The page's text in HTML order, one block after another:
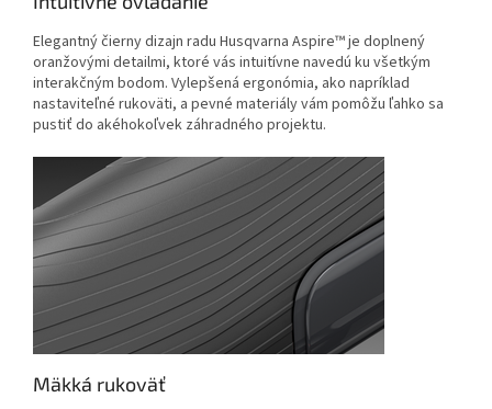
Elegantný čierny dizajn radu Husqvarna Aspire™ je doplnený
oranžovými detailmi, ktoré vás intuitívne navedú ku všetkým
interakčným bodom. Vylepšená ergonómia, ako napríklad
nastaviteľné rukoväti, a pevné materiály vám pomôžu ľahko sa
pustiť do akéhokoľvek záhradného projektu.
Mäkká rukoväť